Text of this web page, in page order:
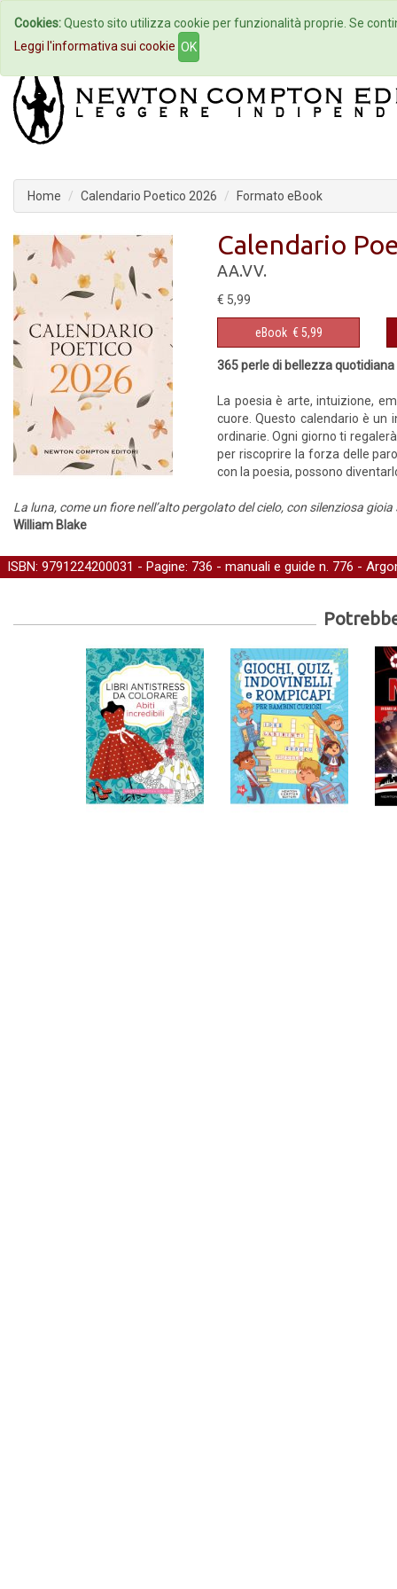
Home Autori Eventi
Home Calendario Poetico 2026 Formato eBook
Calendario
AA.VV.
€ 5,99
eBook € 5,99
365 perle di bellezza
La poesia è arte, intuizione,
cuore. Questo calendario è un
ordinarie. Ogni giorno ti
per riscoprire la forza delle
con la poesia, possono
La luna, come un fiore nell’alto pergolato del cielo, con silenziosa
William Blake
ISBN: 9791224200031 - Pagine: 736 - manuali e guide n. 776 -
Cookies:Questo sito utilizza cookie per funzionalità proprie. Se
Leggi l'informativa sui cookie OK